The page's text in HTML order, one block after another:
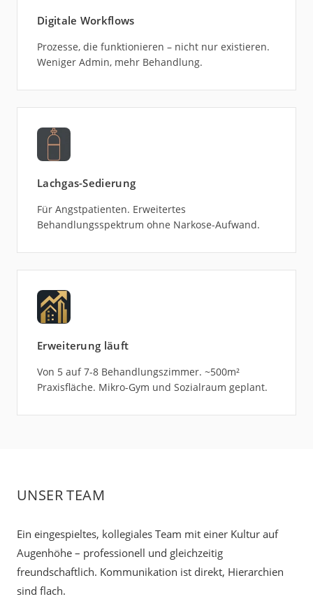
Digitale Workflows
Prozesse, die funktionieren – nicht nur existieren.
Weniger Admin, mehr Behandlung.
Lachgas-Sedierung
Für Angstpatienten. Erweitertes
Behandlungsspektrum ohne Narkose-Aufwand.
Erweiterung läuft
Von 5 auf 7-8 Behandlungszimmer. ~500m²
Praxisfläche. Mikro-Gym und Sozialraum geplant.
UNSER TEAM
Ein eingespieltes, kollegiales Team mit einer Kultur auf
Augenhöhe – professionell und gleichzeitig
freundschaftlich. Kommunikation ist direkt, Hierarchien
sind flach.